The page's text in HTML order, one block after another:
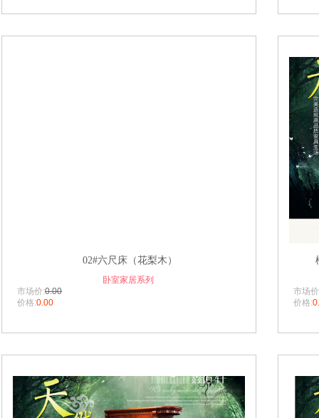
02#六尺床（花梨木）
卧室家居系列
市场价:0.00
价格:0.00
市场
价格: